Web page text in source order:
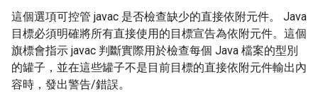
這個選項可控管 javac 是否檢查缺少的直接依附元件。 Java
目標必須明確將所有直接使用的目標宣告為依附元件。這個
旗標會指示 javac 判斷實際用於檢查每個 Java 檔案的型別
的罐子，並在這些罐子不是目前目標的直接依附元件輸出內
容時，發出警告/錯誤。